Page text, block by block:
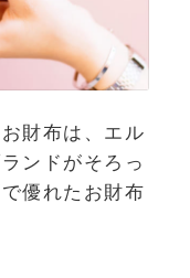
財布は、エル
ンドがそろっ
優れたお財布